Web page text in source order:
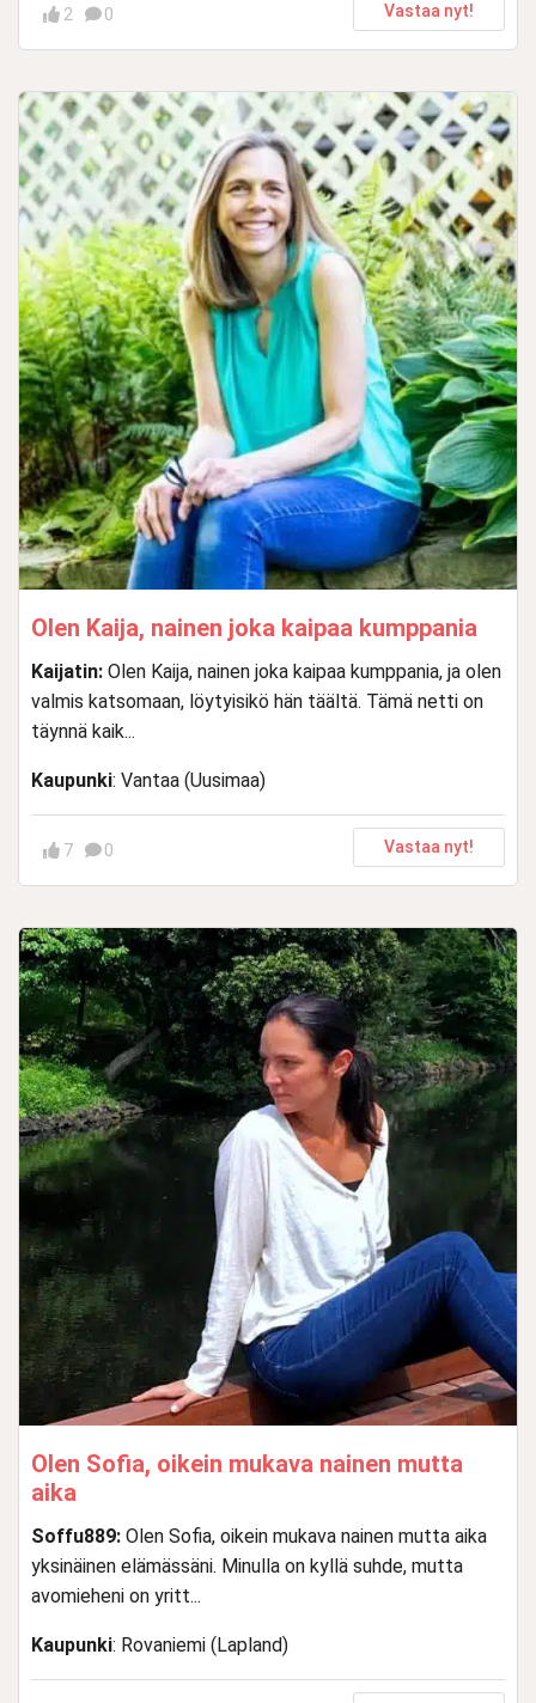
2 0 Vastaa nyt!
Olen Kaija, nainen joka kaipaa kumppania
Kaijatin: Olen Kaija, nainen joka kaipaa kumppania, ja olen
valmis katsomaan, löytyisikö hän täältä. Tämä netti on
täynnä kaik...
Kaupunki: Vantaa (Uusimaa)
7 0 Vastaa nyt!
Olen Sofia, oikein mukava nainen mutta
aika
Soffu889: Olen Sofia, oikein mukava nainen mutta aika
yksinäinen elämässäni. Minulla on kyllä suhde, mutta
avomieheni on yritt...
Kaupunki: Rovaniemi (Lapland)